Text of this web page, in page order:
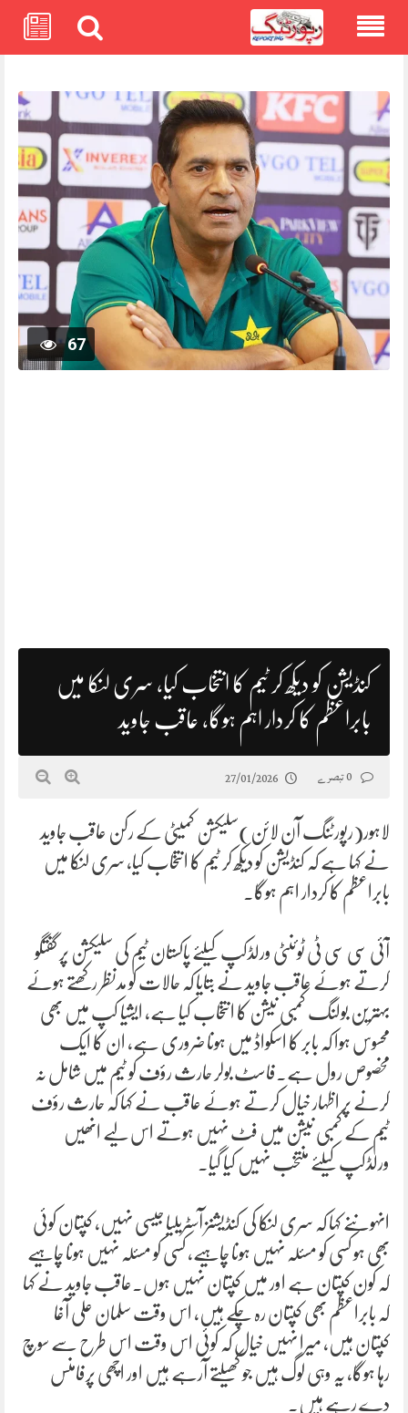
67
کنڈیشن کو دیکھ کر ٹیم کا انتخاب کیا، سری لنکا میں
بابراعظم کا کردار اہم ہوگا، عاقب جاوید
27/01/2026
لاہور(رپورٹنگ آن لائن)سلیکشن کمیٹی کے رکن عاقب جاوید
نے کہا ہے کہ کنڈیشن کو دیکھ کر ٹیم کا انتخاب کیا، سری لنکا میں
بابراعظم کا کردار اہم ہوگا۔
آئی سی سی ٹی ٹوئنٹی ورلڈکپ کیلئے پاکستان ٹیم کی سلیکشن پر گفتگو
کرتے ہوئے عاقب جاوید نے بتایا کہ حالات کو مدنظر رکھتے ہوئے
بہترین بولنگ کمبی نیشن کا انتخاب کیا ہے، ایشیا کپ میں بھی
محسوس ہوا کہ بابر کا اسکواڈ میں ہونا ضروری ہے، ان کا ایک
مخصوص رول ہے۔فاسٹ بولر حارث رؤف کو ٹیم میں شامل نہ
کرنے پر اظہار خیال کرتے ہوئے عاقب نے کہا کہ حارث رؤف
ٹیم کے کمبی نیشن میں فٹ نہیں ہوتے اس لیے انھیں
ورلڈکپ کیلئے منتخب نہیں کیا گیا۔
انہوںنے کہا کہ سری لنکا کی کنڈیشنز آسٹریلیا جیسی نہیں، کپتان کوئی
بھی ہو کسی کو مسئلہ نہیں ہونا چاہیے، کسی کو مسئلہ نہیں ہونا چاہیے
کہ کون کپتان ہے اور میں کپتان نہیں ہوں۔عاقب جاوید نے کہا
کہ بابراعظم بھی کپتان رہ چکے ہیں، اس وقت سلمان علی آغا
کپتان ہیں، میرا نہیں خیال کہ کوئی اس وقت اس طرح سے سوچ
رہا ہوگا، یہ وہی لوگ ہیں جو کھیلتے آرہے ہیں اور اچھی پرفامنس
دے رہے ہیں۔